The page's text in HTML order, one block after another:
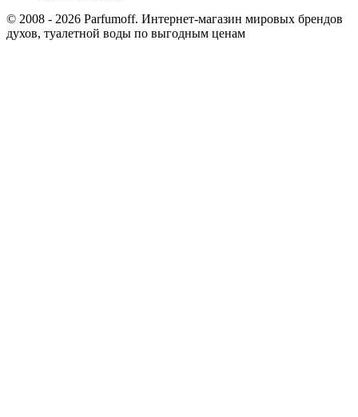
© 2008 - 2026 Parfumoff. Интернет-магазин мировых брендов
духов, туалетной воды по выгодным ценам